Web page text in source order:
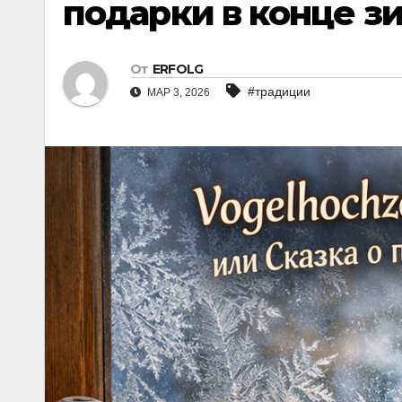
подарки в конце
От ERFOLG
МАР 3, 2026 #традиции